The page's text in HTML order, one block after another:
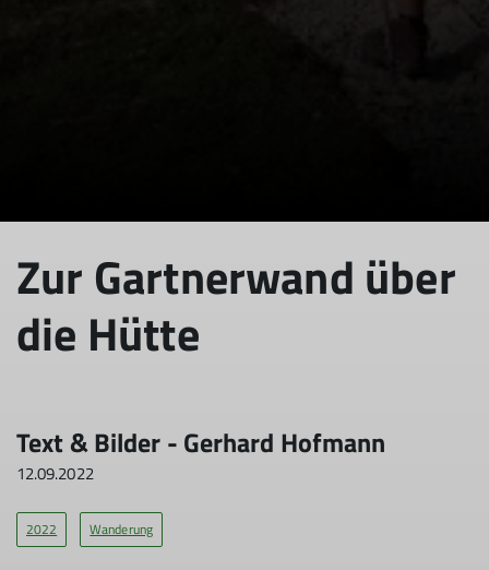
Zur Gartnerwand über
die Hütte
Text & Bil­der - Ger­hard Hof­mann
12.09.2022
2022 Wanderung